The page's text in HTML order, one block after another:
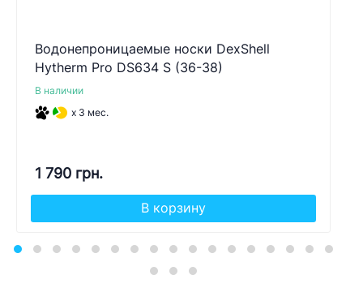
Водонепроницаемые носки DexShell
Hytherm Pro DS634 S (36-38)
В наличии
x 3 мес.
1 790 грн.
В корзину